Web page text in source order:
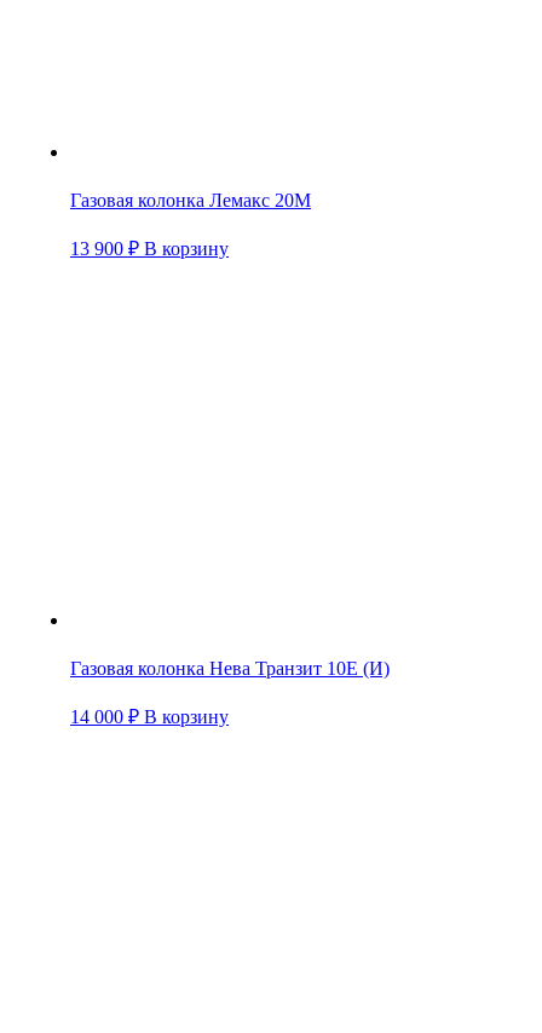
Газовая колонка Лемакс 20М
13 900 ₽ В корзину
Газовая колонка Нева Транзит 10Е (И)
14 000 ₽ В корзину